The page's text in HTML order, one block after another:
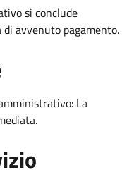
si conclude
avvenuto pagamento.
La